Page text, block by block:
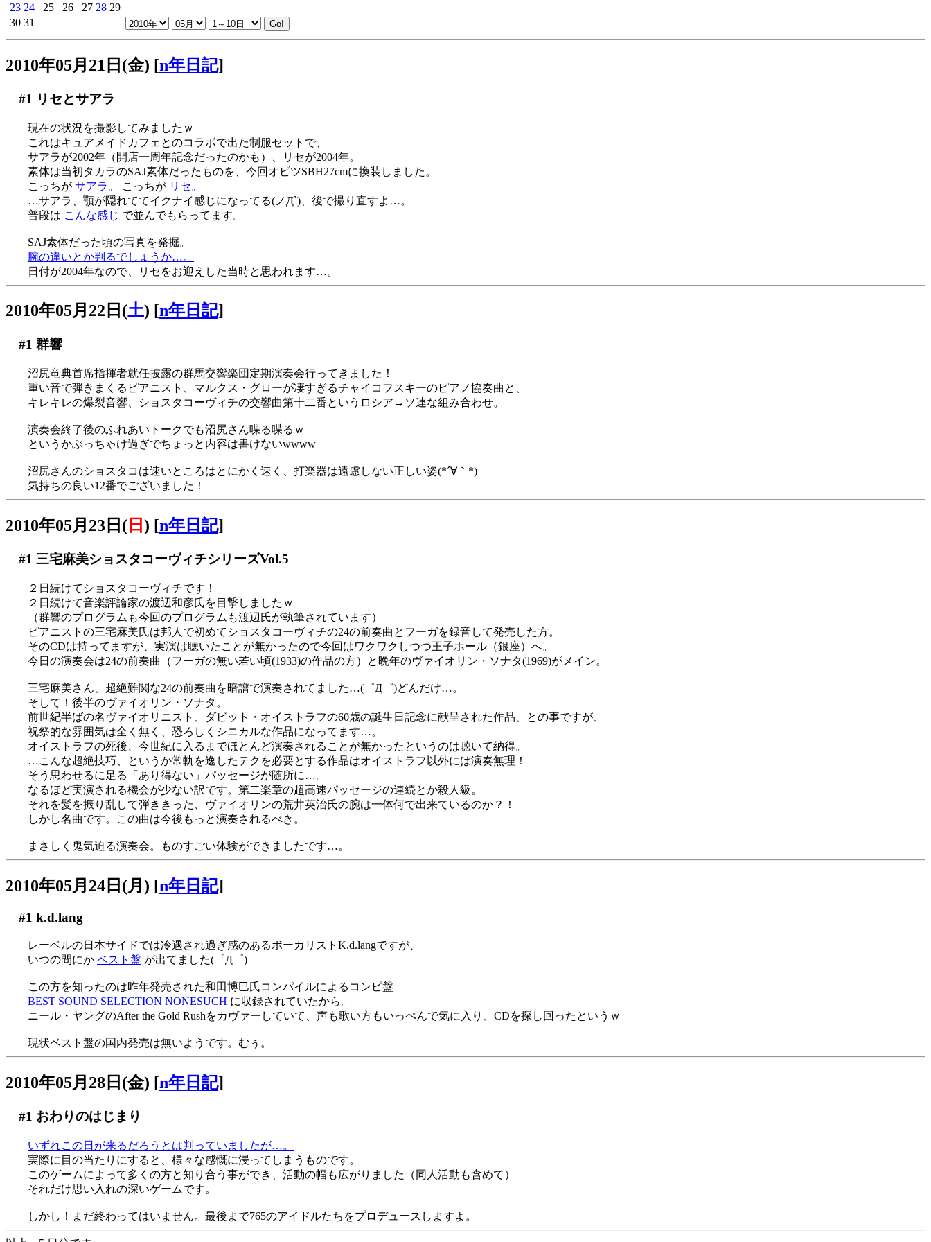
23 24 25 26 27 28 29
30 31
2010年05月21日(金) [n年日記]
#1 リセとサアラ
現在の状況を撮影してみましたｗ
これはキュアメイドカフェとのコラボで出た制服セットで、
サアラが2002年（開店一周年記念だったのかも）、リセが2004年。
素体は当初タカラのSAJ素体だったものを、今回オビツSBH27cmに換装しました。
こっちが サアラ。 こっちが リセ。
…サアラ、顎が隠れててイクナイ感じになってる(ノД`)、後で撮り直すよ…。
普段は こんな感じ で並んでもらってます。
SAJ素体だった頃の写真を発掘。
腕の違いとか判るでしょうか…。
日付が2004年なので、リセをお迎えした当時と思われます…。
2010年05月22日(土) [n年日記]
#1 群響
沼尻竜典首席指揮者就任披露の群馬交響楽団定期演奏会行ってきました！
重い音で弾きまくるピアニスト、マルクス・グローが凄すぎるチャイコフスキーのピアノ協奏曲と、
キレキレの爆裂音響、ショスタコーヴィチの交響曲第十二番というロシア→ソ連な組み合わせ。
演奏会終了後のふれあいトークでも沼尻さん喋る喋るｗ
というかぶっちゃけ過ぎでちょっと内容は書けないwwww
沼尻さんのショスタコは速いところはとにかく速く、打楽器は遠慮しない正しい姿(*´∀｀*)
気持ちの良い12番でございました！
2010年05月23日( 日 ) [n年日記]
#1 三宅麻美ショスタコーヴィチシリーズVol.5
２日続けてショスタコーヴィチです！
２日続けて音楽評論家の渡辺和彦氏を目撃しましたｗ
（群響のプログラムも今回のプログラムも渡辺氏が執筆されています）
ピアニストの三宅麻美氏は邦人で初めてショスタコーヴィチの24の前奏曲とフーガを録音して発売した方。
そのCDは持ってますが、実演は聴いたことが無かったので今回はワクワクしつつ王子ホール（銀座）へ。
今日の演奏会は24の前奏曲（フーガの無い若い頃(1933)の作品の方）と晩年のヴァイオリン・ソナタ(1969)がメイン。
三宅麻美さん、超絶難関な24の前奏曲を暗譜で演奏されてました…(゜Д゜)どんだけ…。
そして！後半のヴァイオリン・ソナタ。
前世紀半ばの名ヴァイオリニスト、ダビット・オイストラフの60歳の誕生日記念に献呈された作品、との事ですが、
祝祭的な雰囲気は全く無く、恐ろしくシニカルな作品になってます…。
オイストラフの死後、今世紀に入るまでほとんど演奏されることが無かったというのは聴いて納得。
…こんな超絶技巧、というか常軌を逸したテクを必要とする作品はオイストラフ以外には演奏無理！
そう思わせるに足る「あり得ない」パッセージが随所に…。
なるほど実演される機会が少ない訳です。第二楽章の超高速パッセージの連続とか殺人級。
それを髪を振り乱して弾ききった、ヴァイオリンの荒井英治氏の腕は一体何で出来ているのか？！
しかし名曲です。この曲は今後もっと演奏されるべき。
まさしく鬼気迫る演奏会。ものすごい体験ができましたです…。
2010年05月24日(月) [n年日記]
#1 k.d.lang
レーベルの日本サイドでは冷遇され過ぎ感のあるボーカリストK.d.langですが、
いつの間にか ベスト盤 が出てました(゜Д゜)
この方を知ったのは昨年発売された和田博巳氏コンパイルによるコンピ盤
BEST SOUND SELECTION NONESUCH に収録されていたから。
ニール・ヤングのAfter the Gold Rushをカヴァーしていて、声も歌い方もいっぺんで気に入り、CDを探し回ったというｗ
現状ベスト盤の国内発売は無いようです。むぅ。
2010年05月28日(金) [n年日記]
#1 おわりのはじまり
いずれこの日が来るだろうとは判っていましたが…。
実際に目の当たりにすると、様々な感慨に浸ってしまうものです。
このゲームによって多くの方と知り合う事ができ、活動の幅も広がりました（同人活動も含めて）
それだけ思い入れの深いゲームです。
しかし！まだ終わってはいません。最後まで765のアイドルたちをプロデュースしますよ。